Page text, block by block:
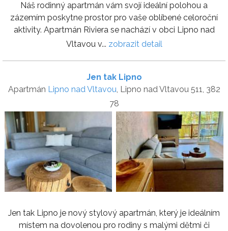
Náš rodinný apartmán vám svojí ideální polohou a
zázemím poskytne prostor pro vaše oblíbené celoroční
aktivity. Apartmán Riviera se nachází v obci Lipno nad
Vltavou v... zobrazit detail
Jen tak Lipno
Apartmán Lipno nad Vltavou, Lipno nad Vltavou 511, 382
78
Jen tak Lipno je nový stylový apartmán, který je ideálním
místem na dovolenou pro rodiny s malými dětmi či